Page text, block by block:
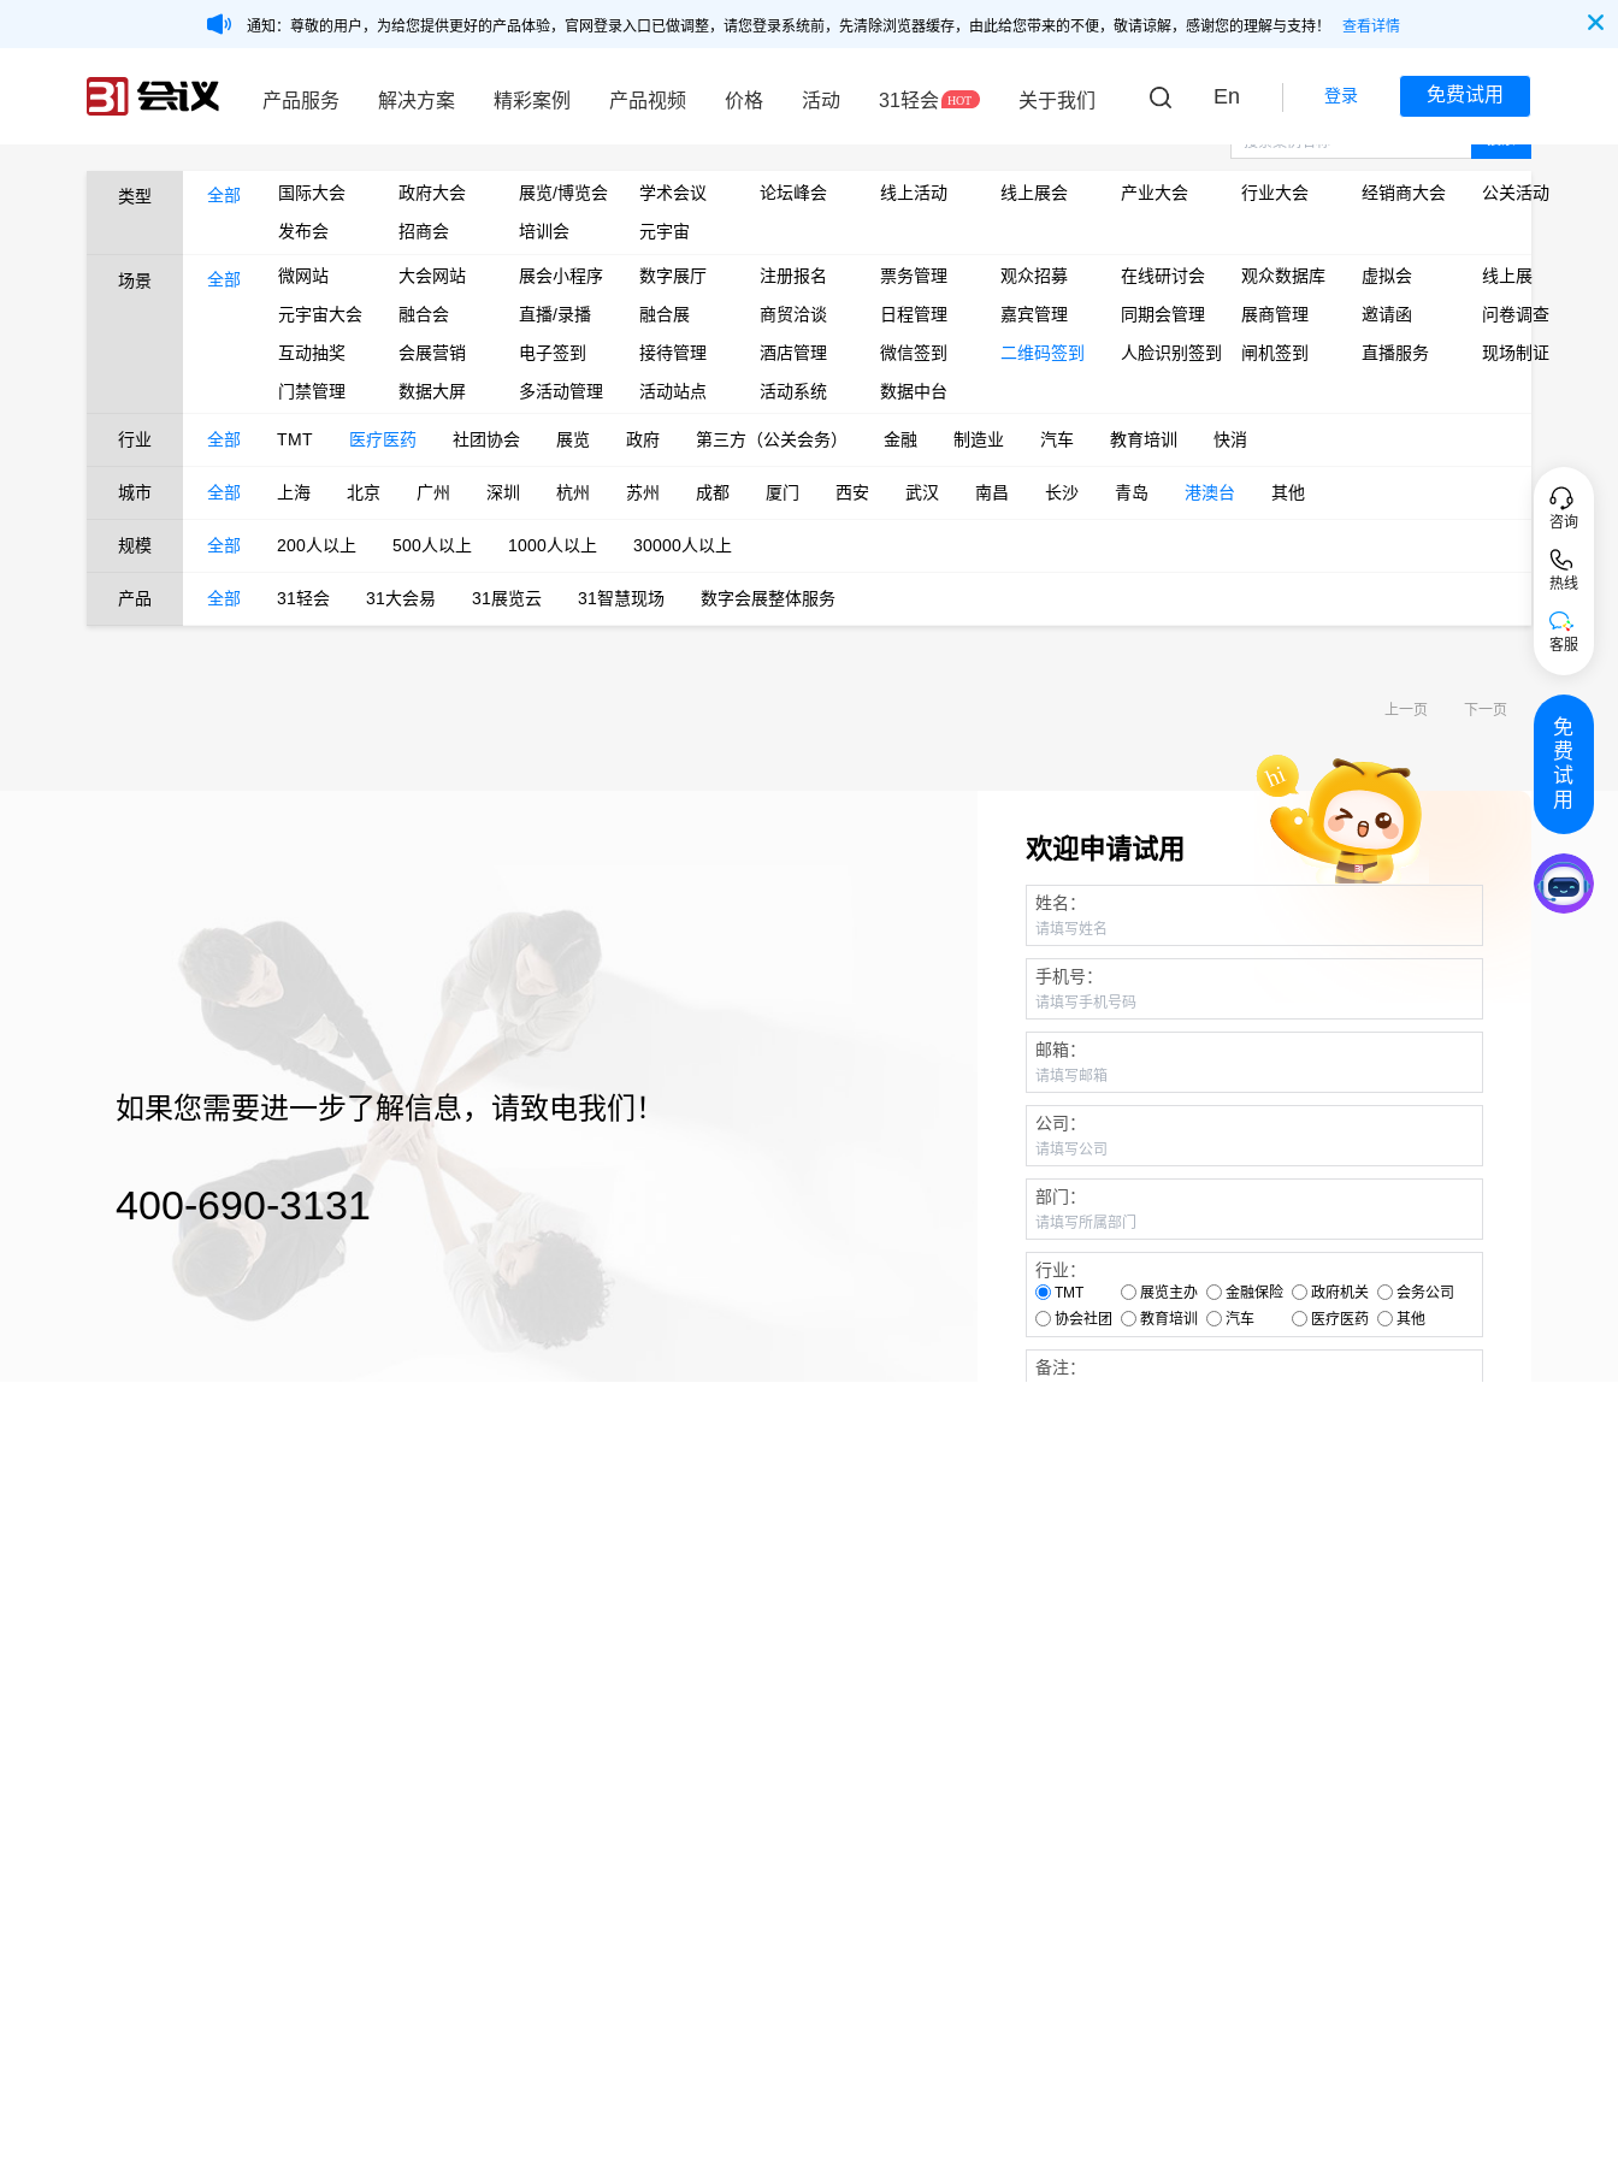
通知：尊敬的用户，为给您提供更好的产品体验，官网登录入口已做调整，请您登录系统前，先清除浏览器缓存，由此给您带来的不便，敬请谅解，感谢您的理解与支持！ 查看详情
产品服务 解决方案 精彩案例 产品视频 价格 活动 31轻会 关于我们 En 登录 免费试用
类型 全部 国际大会 政府大会 展览/博览会 学术会议 论坛峰会 线上活动 线上展会 产业大会 行业大会 经销商大会
公关活动
发布会
招商会 培训会 元宇宙
场景 全部 微网站 大会网站 展会小程序 数字展厅 注册报名 票务管理 观众招募 在线研讨会 观众数据库 虚拟会
线上展
元宇宙大会
融合会 直播/录播 融合展 商贸洽谈 日程管理 嘉宾管理 同期会管理 展商管理 邀请函
问卷调查
互动抽奖
会展营销 电子签到 接待管理 酒店管理 微信签到 二维码签到 人脸识别签到 闸机签到 直播服务
现场制证
门禁管理
数据大屏 多活动管理 活动站点 活动系统 数据中台
行业 全部 TMT 医疗医药 社团协会 展览 政府 第三方（公关会务） 金融 制造业 汽车 教育培训 快消
城市 全部 上海 北京 广州 深圳 杭州 苏州 成都 厦门 西安 武汉 南昌 长沙 青岛 港澳台 其他
规模 全部 200人以上 500人以上 1000人以上 30000人以上
产品 全部 31轻会 31大会易 31展览云 31智慧现场 数字会展整体服务
上一页 下一页
如果您需要进一步了解信息，请致电我们！
400-690-3131
欢迎申请试用
姓名：
手机号：
邮箱：
公司：
部门：
行业：
TMT 展览主办 金融保险 政府机关
会务公司
协会社团
教育培训 汽车 医疗医药 其他
备注：
咨询
热线
客服
免
费
试
用